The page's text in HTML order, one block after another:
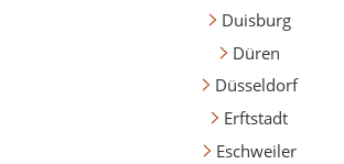
Duisburg
Düren
Düsseldorf
Erftstadt
Eschweiler